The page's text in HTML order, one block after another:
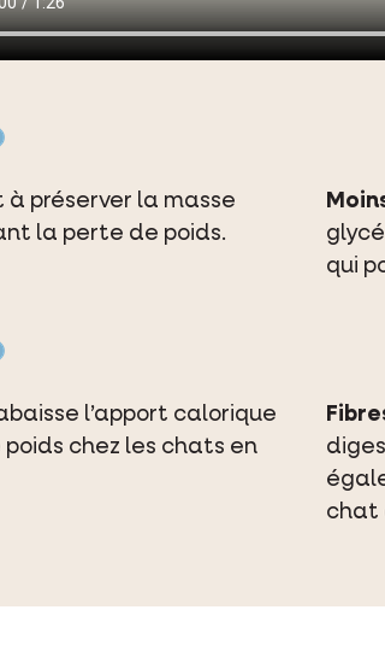
préserver la masse
la perte de poids.
qui
l’apport calorique
chez les chats en
chat